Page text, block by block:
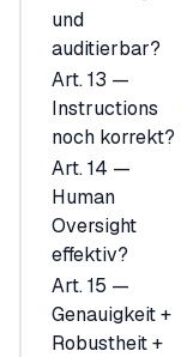
und
auditierbar?
Art. 13 —
Instructions
noch korrekt?
Art. 14 —
Human
Oversight
effektiv?
Art. 15 —
Genauigkeit +
Robustheit +